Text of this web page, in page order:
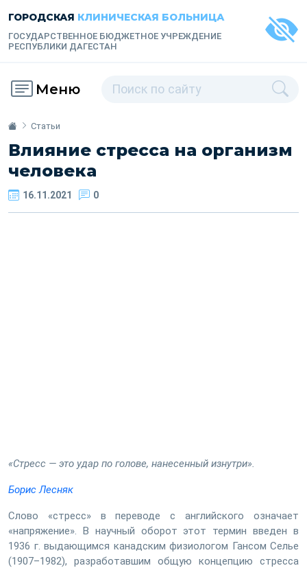
ГОРОДСКАЯ КЛИНИЧЕСКАЯ БОЛЬНИЦА
ГОСУДАРСТВЕННОЕ БЮДЖЕТНОЕ УЧРЕЖДЕНИЕ
РЕСПУБЛИКИ ДАГЕСТАН
Меню
Статьи
Влияние стресса на организм
человека
16.11.2021 0
«Стресс — это удар по голове, нанесенный изнутри».
Борис Лесняк
Слово «стресс» в переводе с английского означает
«напряжение». В научный оборот этот термин введен в
1936 г. выдающимся канадским физиологом Гансом Селье
(1907–1982), разработавшим общую концепцию стресса